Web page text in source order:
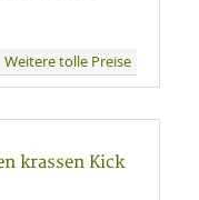
Weitere tolle Preise
krassen Kick